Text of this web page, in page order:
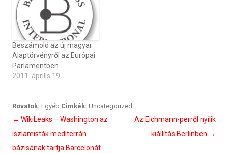
Beszámoló az új magyar
Alaptörvényről az Európai
Parlamentben
2011. április 19
Rovatok: Egyéb Cimkék: Uncategorized
Bejegyzés
navigáció
← WikiLeaks – Washington az
iszlamisták mediterrán
bázisának tartja Barcelonát
Az Eichmann-perről nyílik
kiállítás Berlinben →